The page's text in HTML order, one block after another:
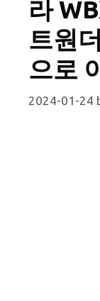
라
트원
으로
2024-01-24